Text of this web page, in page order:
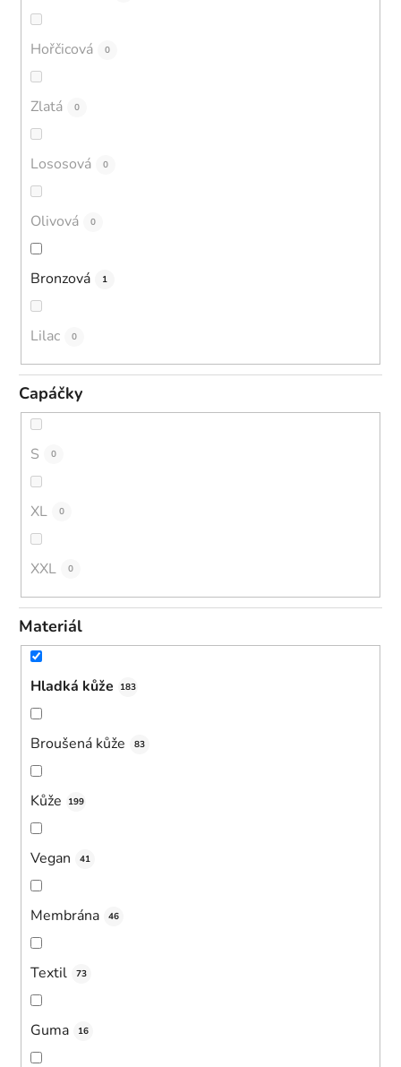
Hořčicová 0
Zlatá 0
Lososová 0
Olivová 0
Bronzová 1
Lilac 0
Capáčky
S 0
XL 0
XXL 0
Materiál
Hladká kůže 183
Broušená kůže 83
Kůže 199
Vegan 41
Membrána 46
Textil 73
Guma 16